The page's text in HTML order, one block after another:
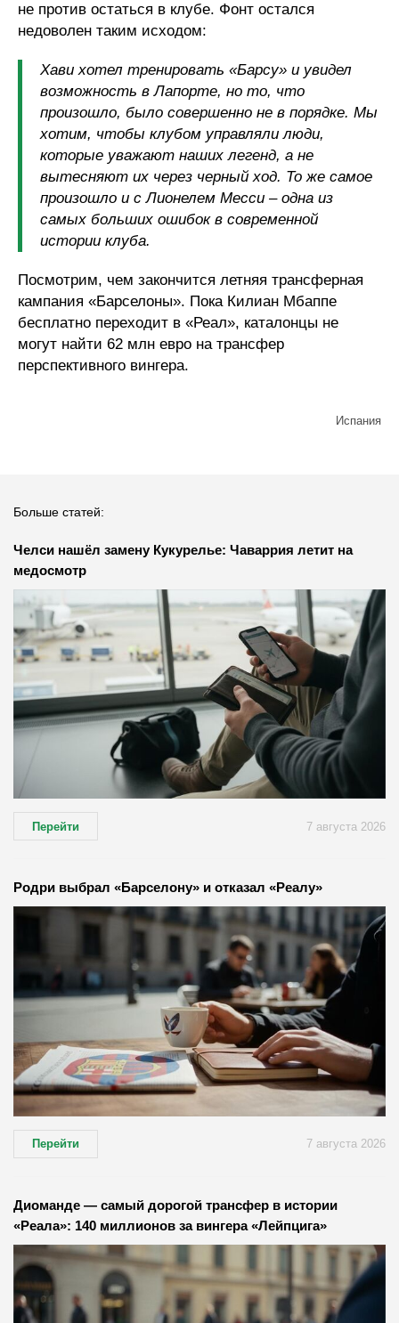
не против остаться в клубе. Фонт остался
недоволен таким исходом:
Хави хотел тренировать «Барсу» и увидел
возможность в Лапорте, но то, что
произошло, было совершенно не в порядке. Мы
хотим, чтобы клубом управляли люди,
которые уважают наших легенд, а не
вытесняют их через черный ход. То же самое
произошло и с Лионелем Месси – одна из
самых больших ошибок в современной
истории клуба.
Посмотрим, чем закончится летняя трансферная
кампания «Барселоны». Пока Килиан Мбаппе
бесплатно переходит в «Реал», каталонцы не
могут найти 62 млн евро на трансфер
перспективного вингера.
Испания
Больше статей:
Челси нашёл замену Кукурелье: Чаваррия летит на
медосмотр
Перейти 7 августа 2026
Родри выбрал «Барселону» и отказал «Реалу»
Перейти 7 августа 2026
Диоманде — самый дорогой трансфер в истории
«Реала»: 140 миллионов за вингера «Лейпцига»